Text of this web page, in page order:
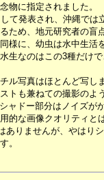
物に指定されました。
発表され、沖縄で
め、地元研究者の盲
に、幼虫は水中生
生なのはこの3種だけ
写真はほとんど写
トも兼ねての撮影のよ
ドー部分はノイズ
的な画像クオリティ
りませんが、やはり
。